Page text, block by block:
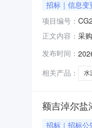
招标｜信息变
项目编号：
正文内容： 采
金
等
发布时间：
相关产品：
水
额吉淖尔盐
招标｜招标公